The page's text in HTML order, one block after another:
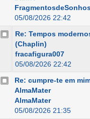
05/08/2026 22:42
Re: Tempos
(Chaplin)
fracafigura007
05/08/2026 22:42
Re: cumpre-te em
AlmaMater
AlmaMater
05/08/2026 21:35